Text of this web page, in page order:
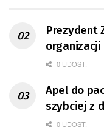
Prezydent
organizacji
0 UDOST.
Apel do
szybciej z
0 UDOST.